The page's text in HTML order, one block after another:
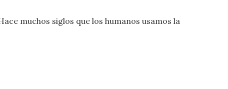
muchos siglos que los humanos usamos la